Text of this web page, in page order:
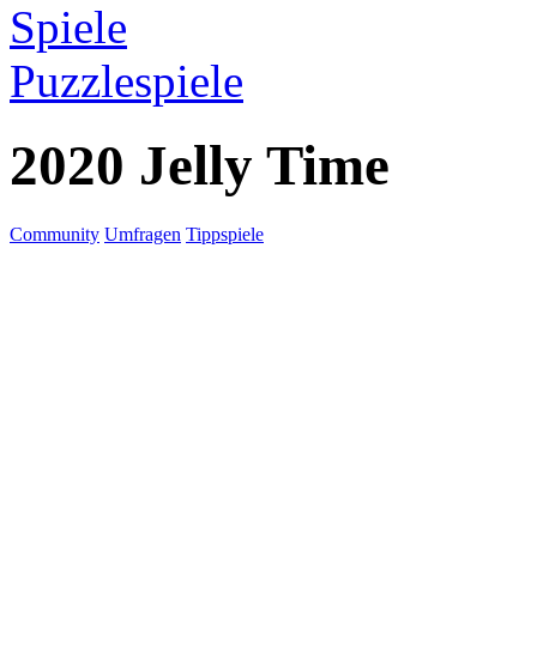
Spiele
Puzzlespiele
2020 Jelly Time
Community Umfragen Tippspiele